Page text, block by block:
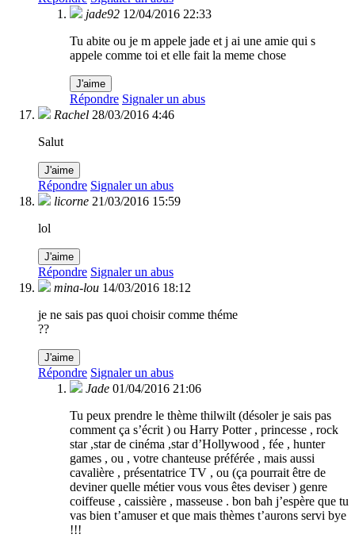
jade92 12/04/2016 22:33
Tu abite ou je m appele jade et j ai une amie qui s
appele comme toi et elle fait la meme chose
J'aime
Répondre Signaler un abus
Rachel 28/03/2016 4:46
Salut
J'aime
Répondre Signaler un abus
licorne 21/03/2016 15:59
lol
J'aime
Répondre Signaler un abus
mina-lou 14/03/2016 18:12
je ne sais pas quoi choisir comme théme
??
J'aime
Répondre Signaler un abus
Jade 01/04/2016 21:06
Tu peux prendre le thème thilwilt (désoler je sais pas
comment ça s’écrit ) ou Harry Potter , princesse , rock
star ,star de cinéma ,star d’Hollywood , fée , hunter
games , ou , votre chanteuse préférée , mais aussi
cavalière , présentatrice TV , ou (ça pourrait être de
deviner quelle métier vous vous êtes deviser ) genre
coiffeuse , caissière , masseuse . bon bah j’espère que tu
vas bien t’amuser et que mais thèmes t’aurons servi bye
!!!